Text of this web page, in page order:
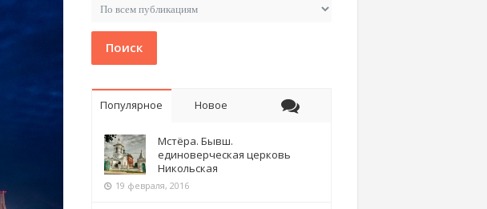
Поиск
Популярное Новое
Мстёра. Бывш.
единоверческая церковь
Никольская
19 февраля, 2016